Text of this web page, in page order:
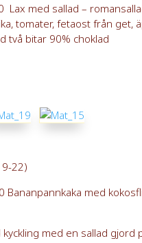
Lax med sallad –
tomater, fetaost från get,
två bitar 90% choklad
22)
Bananpannkaka med
kyckling med en sallad gjord